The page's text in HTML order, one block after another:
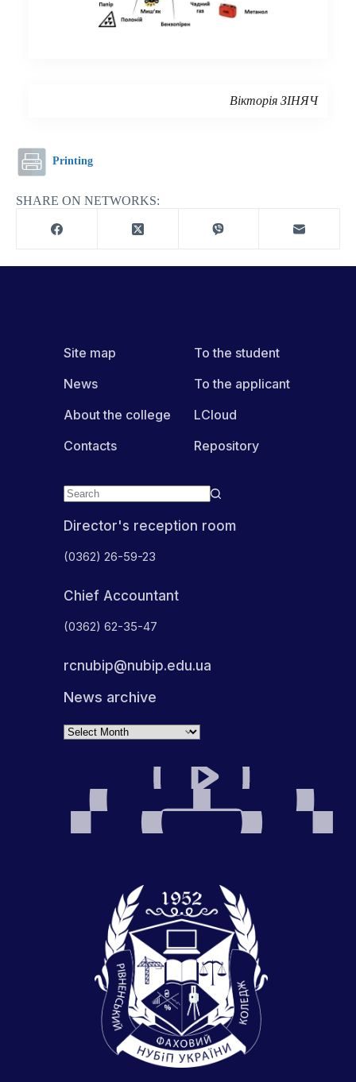
Вікторія ЗІНЯЧ
Printing
SHARE ON NETWORKS:
Director's reception room
(0362) 26-59-23
Chief Accountant
(0362) 62-35-47
rcnubip@nubip.edu.ua
News archive
Archives
Site map
News
About the college
Contacts
To the student
To the applicant
LCloud
Repository